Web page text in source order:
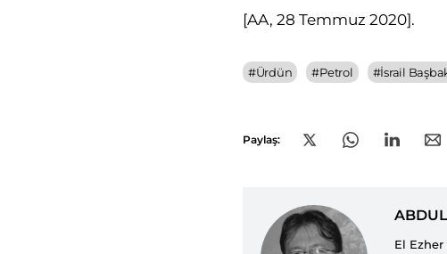
[AA, 28 Temmuz 2020].
#Ürdün #Petrol #İsrail
Paylaş:
El